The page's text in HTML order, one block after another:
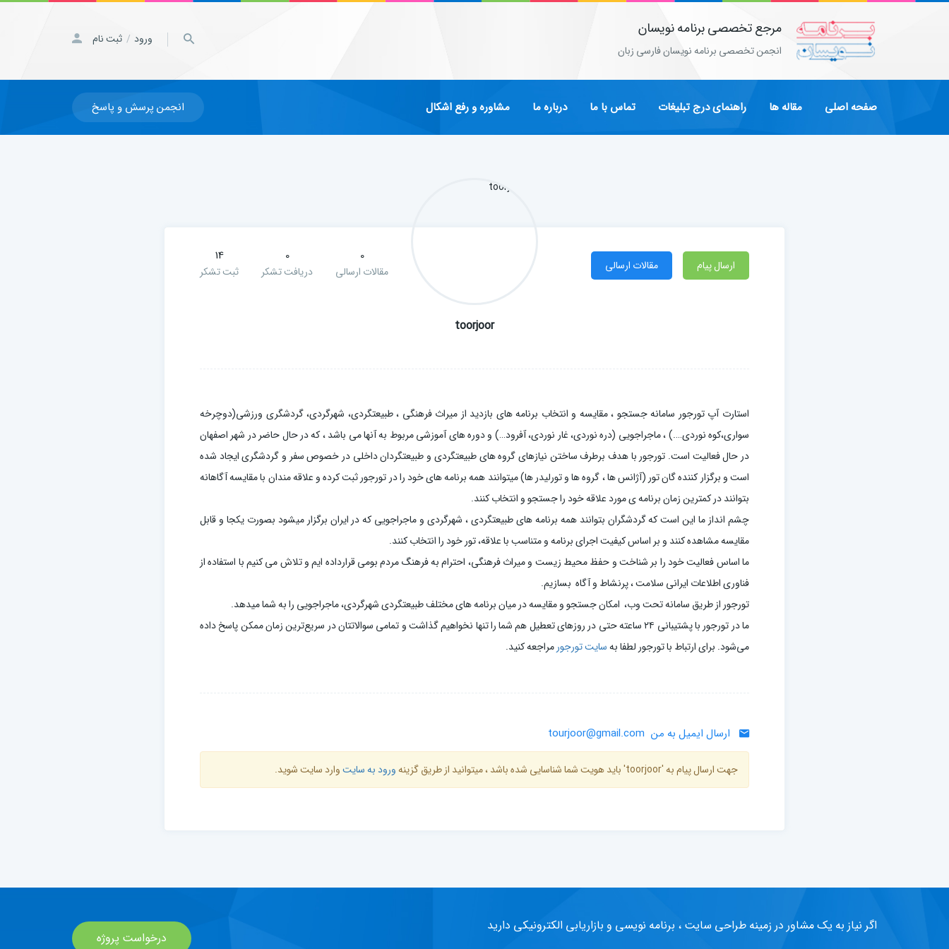
مرجع تخصصی برنامه نویسان
انجمن تخصصی برنامه نویسان فارسی زبان
ورود / ثبت نام
صفحه اصلی مقاله ها راهنمای درج تبلیغات تماس با ما درباره ما مشاوره و رفع اشکال انجمن پرسش و پاسخ
toorjoor
14
ثبت تشکر
0
دریافت تشکر
0
مقالات ارسالی ارسال پیام مقالات ارسالی
استارت آپ تورجور سامانه جستجو ، مقایسه و انتخاب برنامه های بازدید از میراث فرهنگی ، طبیعتگردی، شهرگردی، گردشگری ورزشی(دوچرخه
سواری،کوه نوردی….) ، ماجراجویی (دره نوردی، غار نوردی، آفرود…) و دوره های آموزشی مربوط به آنها می باشد ، که در حال حاضر در شهر اصفهان
در حال فعالیت است. تورجور با هدف برطرف ساختن نیازهای گروه های طبیعتگردی و طبیعتگردان داخلی در خصوص سفر و گردشگری ایجاد شده
است و برگزار کننده گان تور (آژانس ها ، گروه ها و تورلیدر ها) میتوانند همه برنامه های خود را در تورجور ثبت کرده و علاقه مندان با مقایسه آگاهانه
بتوانند در کمترین زمان برنامه ی مورد علاقه خود را جستجو و انتخاب کنند.
چشم انداز ما این است که گردشگران بتوانند همه برنامه های طبیعتگردی ، شهرگردی و ماجراجویی که در ایران برگزار میشود بصورت یکجا و قابل
مقایسه مشاهده کنند و بر اساس کیفیت اجرای برنامه و متناسب با علاقه، تور خود را انتخاب کنند.
ما اساس فعالیت خود را بر شناخت و حفظ محیط زیست و میراث فرهنگی، احترام به فرهنگ مردم بومی قرارداده ایم و تلاش می کنیم با استفاده از
فناوری اطلاعات ایرانی سلامت ، پرنشاط و آگاه بسازیم.
تورجور از طریق سامانه تحت وب، امکان جستجو و مقایسه در میان برنامه های مختلف طبیعتگردی شهرگردی، ماجراجویی را به شما میدهد.
ما در تورجور با پشتیبانی ۲۴ ساعته حتی در روزهای تعطیل هم شما را تنها نخواهیم گذاشت و تمامی سوالاتتان در سریع‌ترین زمان ممکن پاسخ داده
می‌شود. برای ارتباط با تورجور لطفا بهسایت تورجورمراجعه کنید.
ارسال ایمیل به من tourjoor@gmail.com
جهت ارسال پیام به 'toorjoor' باید هویت شما شناسایی شده باشد ، میتوانید از طریق گزینه ورود به سایتوارد سایت شوید.
اگر نیاز به یک مشاور در زمینه طراحی سایت ، برنامه نویسی و بازاریابی الکترونیکی دارید
درخواست پروژه